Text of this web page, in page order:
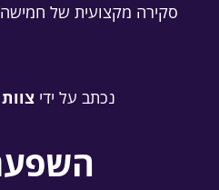
סקירה מקצועית של חמישה
נכתב על ידי צוות GoMixApp